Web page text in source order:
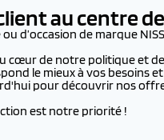
au centre
d’occasion de marque
cœur de notre politique et
le mieux à vos besoins
pour découvrir nos
est notre priorité !